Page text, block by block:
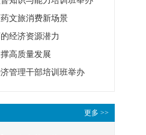
文旅消费新场景
经济资源潜力
高质量发展
管理干部培训班举办
更多 >>